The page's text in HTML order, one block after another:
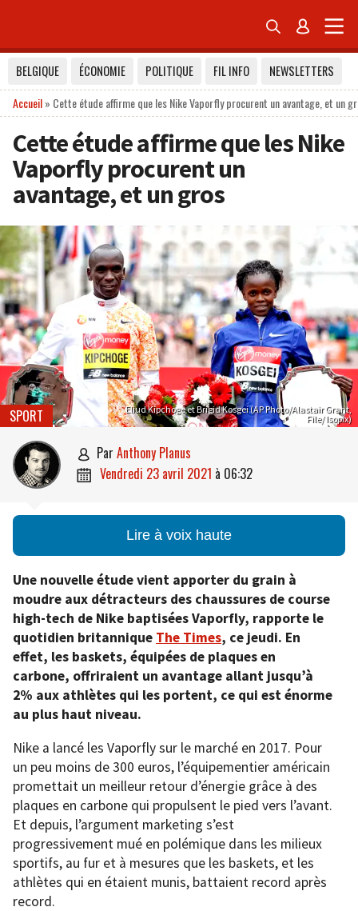
 
BELGIQUE ÉCONOMIE POLITIQUE FIL INFO
NEWSLETTERS
Accueil» Cette étude affirme que les Nike Vaporfly procurent un avantage, et un
Cette étude affirme que les Nike
Vaporfly procurent un
avantage, et un gros
Eliud Kipchoge et Brigid Kosgei (AP Photo/Alastair Grant,
File/ Isopix)
SPORT
 par Anthony Planus
 vendredi 23 avril 2021 à 06:32
Lire à voix haute
Une nouvelle étude vient apporter du grain à
moudre aux détracteurs des chaussures de course
high-tech de Nike baptisées Vaporfly, rapporte le
quotidien britannique The Times, ce jeudi. En
effet, les baskets, équipées de plaques en
carbone, offriraient un avantage allant jusqu’à
2% aux athlètes qui les portent, ce qui est énorme
au plus haut niveau.
Nike a lancé les Vaporfly sur le marché en 2017. Pour
un peu moins de 300 euros, l’équipementier américain
promettait un meilleur retour d’énergie grâce à des
plaques en carbone qui propulsent le pied vers l’avant.
Et depuis, l’argument marketing s’est
progressivement mué en polémique dans les milieux
sportifs, au fur et à mesures que les baskets, et les
athlètes qui en étaient munis, battaient record après
record.